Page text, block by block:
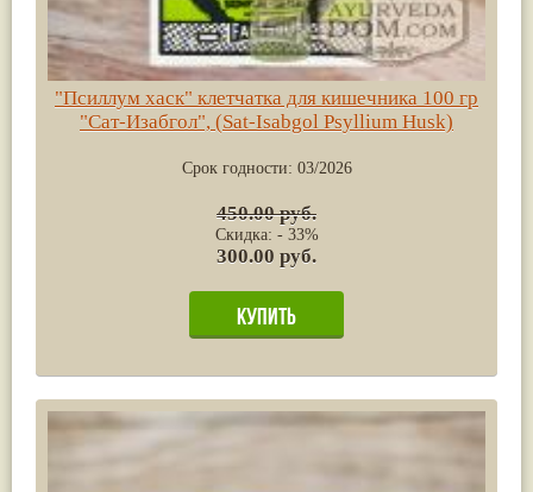
"Псиллум хаск" клетчатка для кишечника 100 гр
"Сат-Изабгол", (Sat-Isabgol Psyllium Husk)
Срок годности: 03/2026
450.00 руб.
Скидка: - 33%
300.00 руб.